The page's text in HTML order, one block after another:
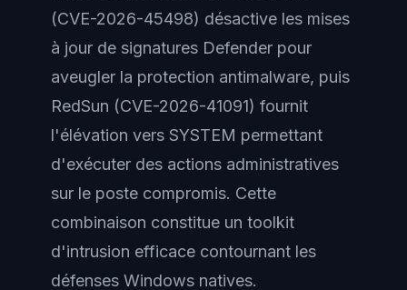
(CVE-2026-45498) désactive les mises
à jour de signatures Defender pour
aveugler la protection antimalware, puis
RedSun (CVE-2026-41091) fournit
l'élévation vers SYSTEM permettant
d'exécuter des actions administratives
sur le poste compromis. Cette
combinaison constitue un toolkit
d'intrusion efficace contournant les
défenses Windows natives.